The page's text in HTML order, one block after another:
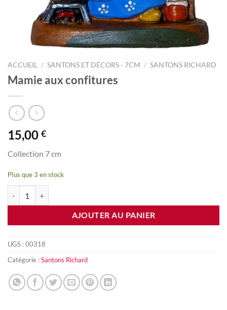
ACCUEIL / SANTONS ET DÉCORS - 7CM / SANTONS RICHARD
Mamie aux confitures
15,00 €
Collection 7 cm
Plus que 3 en stock
AJOUTER AU PANIER
UGS :00318
Catégorie :Santons Richard